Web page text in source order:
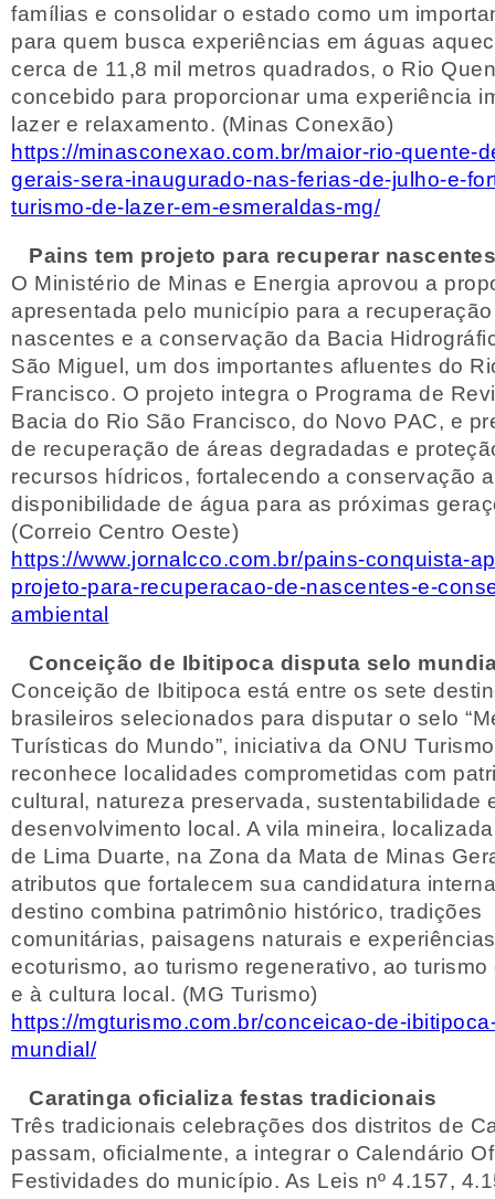
famílias e consolidar o estado como um
para quem busca experiências em águas
cerca de 11,8 mil metros quadrados, o Rio
concebido para proporcionar uma experiência
lazer e relaxamento. (Minas Conexão)
https://minasconexao.com.br/maior-rio-quente-
gerais-sera-inaugurado-nas-ferias-de-julho-e-
turismo-de-lazer-em-esmeraldas-mg/
Pains tem projeto para recuperar nascentes
O Ministério de Minas e Energia aprovou a
apresentada pelo município para a
nascentes e a conservação da Bacia
São Miguel, um dos importantes afluentes do
Francisco. O projeto integra o Programa de
Bacia do Rio São Francisco, do Novo PAC, e
de recuperação de áreas degradadas e
recursos hídricos, fortalecendo a conservação
disponibilidade de água para as próximas
(Correio Centro Oeste)
https://www.jornalcco.com.br/pains-conquista-
projeto-para-recuperacao-de-nascentes-e-
ambiental
Conceição de Ibitipoca disputa selo
Conceição de Ibitipoca está entre os sete
brasileiros selecionados para disputar o selo
Turísticas do Mundo”, iniciativa da ONU
reconhece localidades comprometidas com
cultural, natureza preservada, sustentabilidade
desenvolvimento local. A vila mineira,
de Lima Duarte, na Zona da Mata de Minas
atributos que fortalecem sua candidatura
destino combina patrimônio histórico, tradições
comunitárias, paisagens naturais e
ecoturismo, ao turismo regenerativo, ao
e à cultura local. (MG Turismo)
https://mgturismo.com.br/conceicao-de-
mundial/
Caratinga oficializa festas tradicionais
Três tradicionais celebrações dos distritos de
passam, oficialmente, a integrar o Calendário
Festividades do município. As Leis nº 4.157,